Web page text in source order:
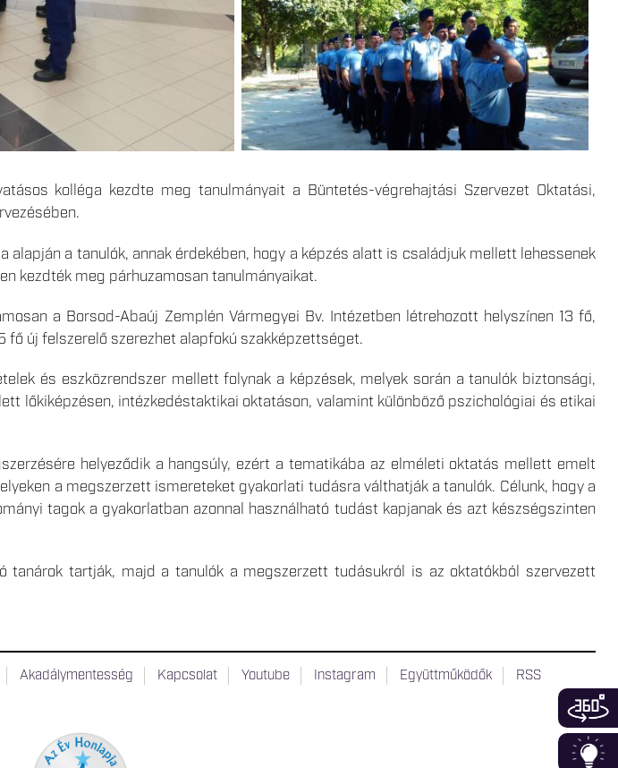
kolléga kezdte meg tanulmányait a Büntetés-végrehajtási Szervezet Oktatási,
alapján a tanulók, annak érdekében, hogy a képzés alatt is családjuk mellett lehessenek
kezdték meg párhuzamosan tanulmányaikat.
a Borsod-Abaúj Zemplén Vármegyei Bv. Intézetben létrehozott helyszínen 13 fő,
fő új felszerelő szerezhet alapfokú szakképzettséget.
és eszközrendszer mellett folynak a képzések, melyek során a tanulók biztonsági,
lőkiképzésen, intézkedéstaktikai oktatáson, valamint különböző pszichológiai és etikai
helyeződik a hangsúly, ezért a tematikába az elméleti oktatás mellett emelt
a megszerzett ismereteket gyakorlati tudásra válthatják a tanulók. Célunk, hogy a
tagok a gyakorlatban azonnal használható tudást kapjanak és azt készségszinten
tanárok tartják, majd a tanulók a megszerzett tudásukról is az oktatókból szervezett
Akadálymentesség Kapcsolat Youtube Instagram Együttműködők RSS